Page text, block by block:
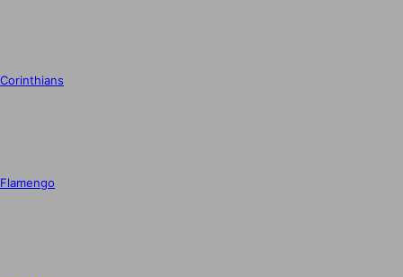
Corinthians
Flamengo